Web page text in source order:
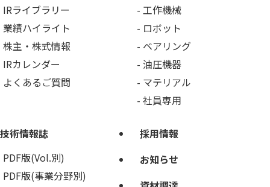
IRライブラリー
業績ハイライト
株主・株式情報
IRカレンダー
よくあるご質問
工作機械
ロボット
ベアリング
油圧機器
マテリアル
社員専用
技術情報誌
PDF版(Vol.別)
PDF版(事業分野別)
採用情報
お知らせ